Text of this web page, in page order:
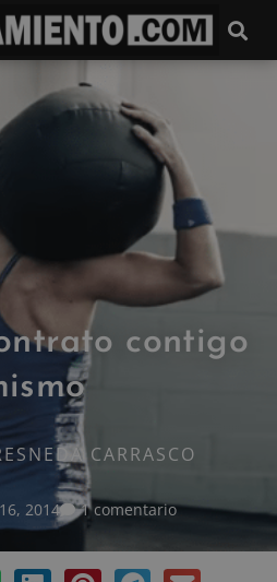
contigo
CARRASCO
2014 1 comentario